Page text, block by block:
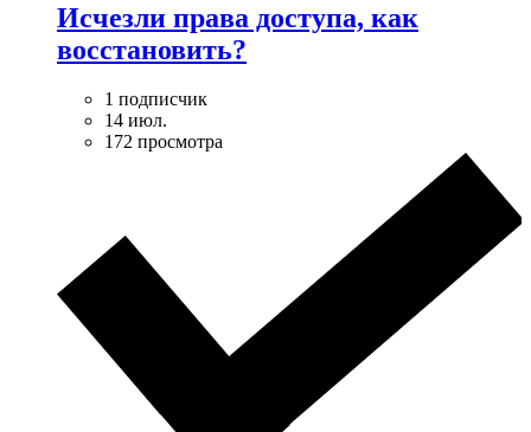
Исчезли права доступа, как
восстановить?
1 подписчик
14 июл.
172 просмотра